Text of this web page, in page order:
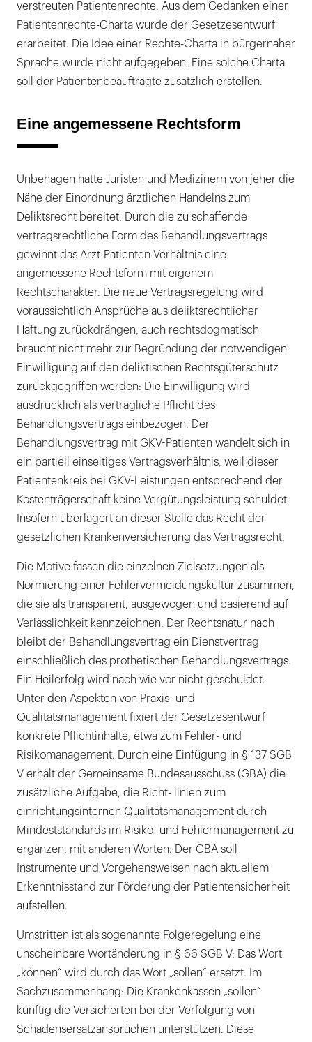
verstreuten Patientenrechte. Aus dem Gedanken einer
Patientenrechte-Charta wurde der Gesetzesentwurf
erarbeitet. Die Idee einer Rechte-Charta in bürgernaher
Sprache wurde nicht aufgegeben. Eine solche Charta
soll der Patientenbeauftragte zusätzlich erstellen.
Eine angemessene Rechtsform
Unbehagen hatte Juristen und Medizinern von jeher die
Nähe der Einordnung ärztlichen Handelns zum
Deliktsrecht bereitet. Durch die zu schaffende
vertragsrechtliche Form des Behandlungsvertrags
gewinnt das Arzt-Patienten-Verhältnis eine
angemessene Rechtsform mit eigenem
Rechtscharakter. Die neue Vertragsregelung wird
voraussichtlich Ansprüche aus deliktsrechtlicher
Haftung zurückdrängen, auch rechtsdogmatisch
braucht nicht mehr zur Begründung der notwendigen
Einwilligung auf den deliktischen Rechtsgüterschutz
zurückgegriffen werden: Die Einwilligung wird
ausdrücklich als vertragliche Pflicht des
Behandlungsvertrags einbezogen. Der
Behandlungsvertrag mit GKV-Patienten wandelt sich in
ein partiell einseitiges Vertragsverhältnis, weil dieser
Patientenkreis bei GKV-Leistungen entsprechend der
Kostenträgerschaft keine Vergütungsleistung schuldet.
Insofern überlagert an dieser Stelle das Recht der
gesetzlichen Krankenversicherung das Vertragsrecht.
Die Motive fassen die einzelnen Zielsetzungen als
Normierung einer Fehlervermeidungskultur zusammen,
die sie als transparent, ausgewogen und basierend auf
Verlässlichkeit kennzeichnen. Der Rechtsnatur nach
bleibt der Behandlungsvertrag ein Dienstvertrag
einschließlich des prothetischen Behandlungsvertrags.
Ein Heilerfolg wird nach wie vor nicht geschuldet.
Unter den Aspekten von Praxis- und
Qualitätsmanagement fixiert der Gesetzesentwurf
konkrete Pflichtinhalte, etwa zum Fehler- und
Risikomanagement. Durch eine Einfügung in § 137 SGB
V erhält der Gemeinsame Bundesausschuss (GBA) die
zusätzliche Aufgabe, die Richt- linien zum
einrichtungsinternen Qualitätsmanagement durch
Mindeststandards im Risiko- und Fehlermanagement zu
ergänzen, mit anderen Worten: Der GBA soll
Instrumente und Vorgehensweisen nach aktuellem
Erkenntnisstand zur Förderung der Patientensicherheit
aufstellen.
Umstritten ist als sogenannte Folgeregelung eine
unscheinbare Wortänderung in § 66 SGB V: Das Wort
„können“ wird durch das Wort „sollen“ ersetzt. Im
Sachzusammenhang: Die Krankenkassen „sollen“
künftig die Versicherten bei der Verfolgung von
Schadensersatzansprüchen unterstützen. Diese